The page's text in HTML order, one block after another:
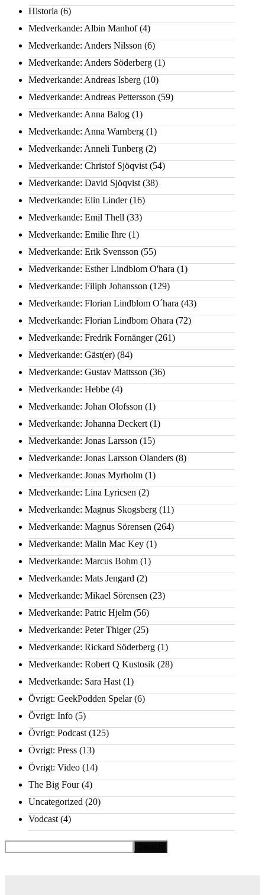
Historia (6)
Medverkande: Albin Manhof(4)
Medverkande: Anders Nilsson (6)
Medverkande: Anders Söderberg (1)
Medverkande: Andreas Isberg (10)
Medverkande: Andreas Pettersson (59)
Medverkande: Anna Balog (1)
Medverkande: Anna Warnberg (1)
Medverkande: Anneli Tunberg (2)
Medverkande: Christof Sjöqvist (54)
Medverkande: David Sjöqvist (38)
Medverkande: Elin Linder(16)
Medverkande: Emil Thell (33)
Medverkande: Emilie Ihre (1)
Medverkande: Erik Svensson (55)
Medverkande: Esther Lindblom O'hara (1)
Medverkande: Filiph Johansson (129)
Medverkande: Florian Lindblom O´hara (43)
Medverkande: Florian Lindbom Ohara (72)
Medverkande: Fredrik Fornänger(261)
Medverkande: Gäst(er) (84)
Medverkande: Gustav Mattsson (36)
Medverkande: Hebbe (4)
Medverkande: Johan Olofsson (1)
Medverkande: Johanna Deckert (1)
Medverkande: Jonas Larsson (15)
Medverkande: Jonas Larsson Olanders (8)
Medverkande: Jonas Myrholm (1)
Medverkande: Lina Lyricsen (2)
Medverkande: Magnus Skogsberg (11)
Medverkande: Magnus Sörensen (264)
Medverkande: Malin Mac Key (1)
Medverkande: Marcus Bohm (1)
Medverkande: Mats Jengard (2)
Medverkande: Mikael Sörensen (23)
Medverkande: Patric Hjelm (56)
Medverkande: Peter Thiger(25)
Medverkande: Rickard Söderberg (1)
Medverkande: Robert Q Kustosik (28)
Medverkande: Sara Hast (1)
Övrigt: GeekPodden Spelar(6)
Övrigt: Info (5)
Övrigt: Podcast (125)
Övrigt: Press (13)
Övrigt: Video (14)
The Big Four(4)
Uncategorized (20)
Vodcast (4)